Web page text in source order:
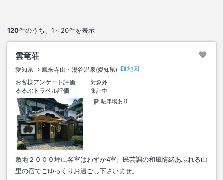
120件のうち、 1～20件を表示
雲竜荘
愛知県 鳳来寺山・湯谷温泉(愛知県)
地図
お客様アンケート評価
対象外
るるぶトラベル評価
集計中
駐車場あり
敷地２０００坪に客室はわずか4室。民芸調の和風情緒あふれる山
里の宿でごゆっくりお過ごし下さいませ。